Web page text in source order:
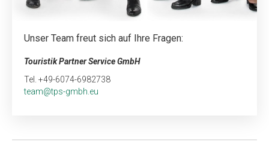
Unser Team freut sich auf Ihre Fragen:
Touristik Partner Service GmbH
Tel. +49-6074-6982738
team@tps-gmbh.eu